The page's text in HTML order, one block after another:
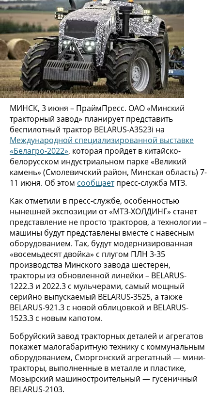
МИНСК, 3 июня – ПраймПресс. ОАО «Минский
тракторный завод» планирует представить
беспилотный трактор BELARUS-А3523і на
Международной специализированной выставке
«Белагро-2022», которая пройдет в китайско-
белорусском индустриальном парке «Великий
камень» (Смолевичский район, Минская область) 7-
11 июня. Об этом сообщаетпресс-служба МТЗ.
Как отметили в пресс-службе, особенностью
нынешней экспозиции от «МТЗ-ХОЛДИНГ» станет
представление не просто тракторов, а технологии –
машины будут представлены вместе с навесным
оборудованием. Так, будут модернизированная
«восемьдесят двойка» с плугом ПЛН 3-35
производства Минского завода шестерен,
тракторы из обновленной линейки – BELARUS-
1222.3 и 2022.3 с мульчерами, самый мощный
серийно выпускаемый BELARUS-3525, а также
BELARUS-921.3 с новой облицовкой и BELARUS-
1523.3 с новым капотом.
Бобруйский завод тракторных деталей и агрегатов
покажет малогабаритную технику с коммунальным
оборудованием, Сморгонский агрегатный — мини-
тракторы, выполненные в металле и пластике,
Мозырский машиностроительный — гусеничный
BELARUS-2103.